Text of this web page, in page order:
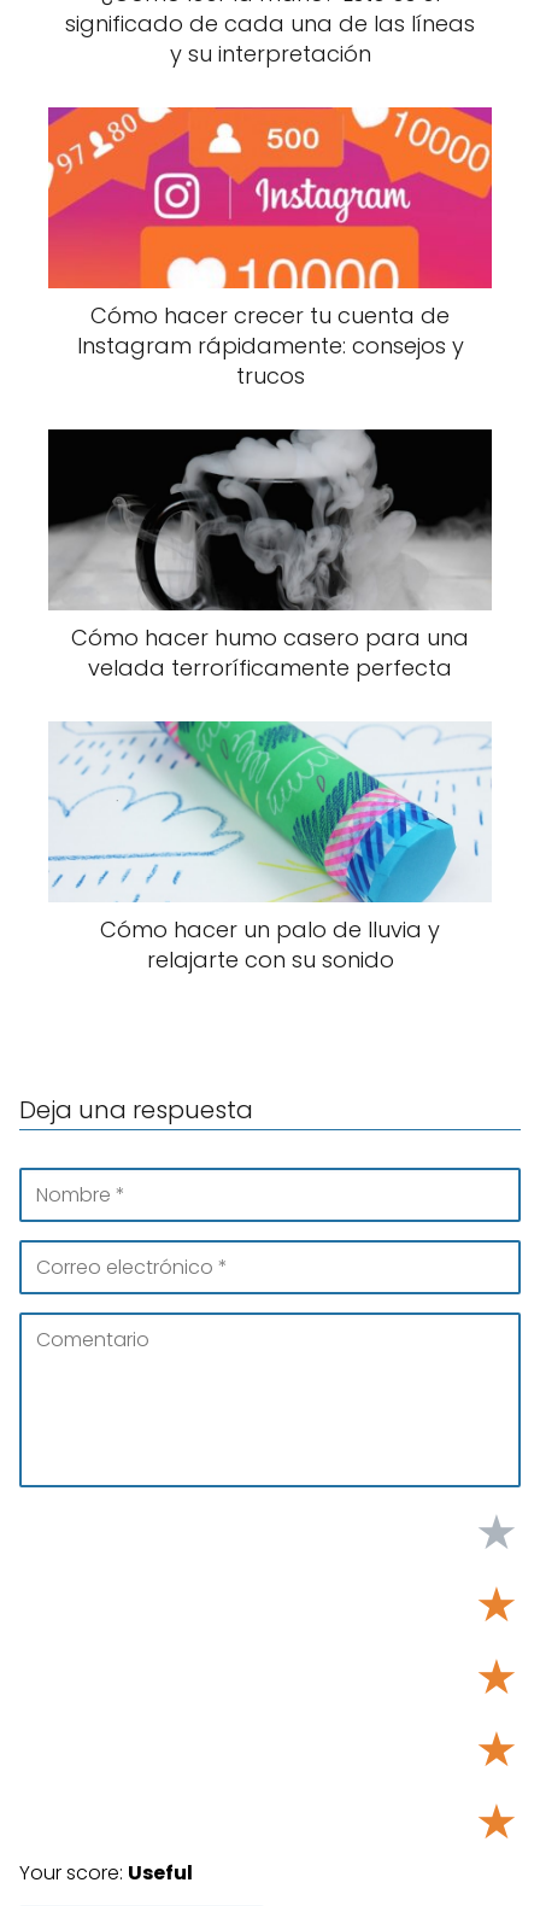
significado de cada una de las líneas
y su interpretación
Cómo hacer crecer tu cuenta de
Instagram rápidamente: consejos y
trucos
Cómo hacer humo casero para una
velada terroríficamente perfecta
Cómo hacer un palo de lluvia y
relajarte con su sonido
Deja una respuesta
★
★
★
★
★
Your score: Useful